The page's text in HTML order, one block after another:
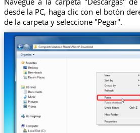
desde la PC, haga clic con el botón
de la carpeta y seleccione "Pegar".